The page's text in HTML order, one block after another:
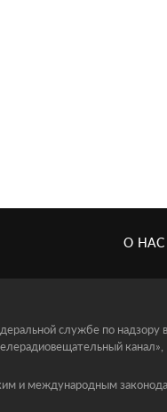
О НАС
службе по
канал»,
и международным